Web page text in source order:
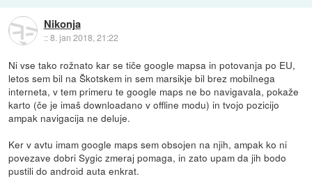
Nikonja
::8. jan 2018, 21:22
Ni vse tako rožnato kar se tiče google mapsa in potovanja po EU,
letos sem bil na Škotskem in sem marsikje bil brez mobilnega
interneta, v tem primeru te google maps ne bo navigavala, pokaže
karto (če je imaš downloadano v offline modu) in tvojo pozicijo
ampak navigacija ne deluje.
Ker v avtu imam google maps sem obsojen na njih, ampak ko ni
povezave dobri Sygic zmeraj pomaga, in zato upam da jih bodo
pustili do android auta enkrat.